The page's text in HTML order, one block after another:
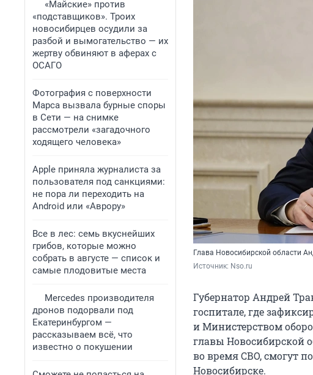
«Майские» против
«подставщиков». Троих
новосибирцев осудили за
разбой и вымогательство — их
жертву обвиняют в аферах с
ОСАГО
Фотография с поверхности
Марса вызвала бурные споры
в Сети — на снимке
рассмотрели «загадочного
ходящего человека»
Apple приняла журналиста за
пользователя под санкциями:
не пора ли переходить на
Android или «Аврору»
Все в лес: семь вкуснейших
грибов, которые можно
собрать в августе — список и
самые плодовитые места
Mercedes производителя
дронов подорвали под
Екатеринбургом —
рассказываем всё, что
известно о покушении
Глава Новосибирской области
Источник: Nso.ru
Губернатор Андрей
госпитале, где
и Министерством
главы Новосибирской
во время СВО, смогут
Новосибирске.